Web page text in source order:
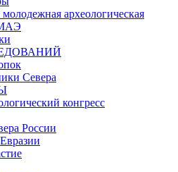
археологическая
Севера
конгресс
России